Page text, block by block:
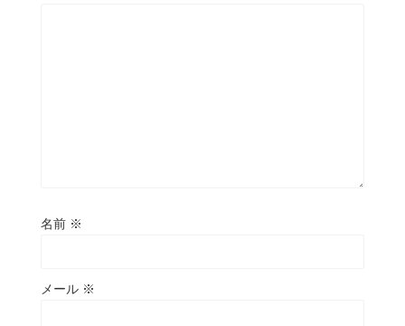
名前 ※
メール ※